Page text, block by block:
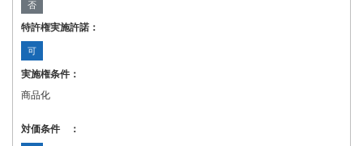
否
特許権実施許諾：
可
実施権条件：
商品化
対価条件 ：